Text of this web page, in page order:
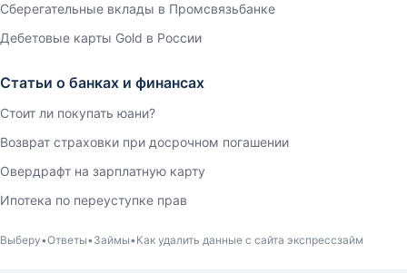
Сберегательные вклады в Промсвязьбанке
Дебетовые карты Gold в России
Статьи о банках и финансах
Стоит ли покупать юани?
Возврат страховки при досрочном погашении
Овердрафт на зарплатную карту
Ипотека по переуступке прав
Выберу Ответы Займы Как удалить данные с сайта экспрессзайм